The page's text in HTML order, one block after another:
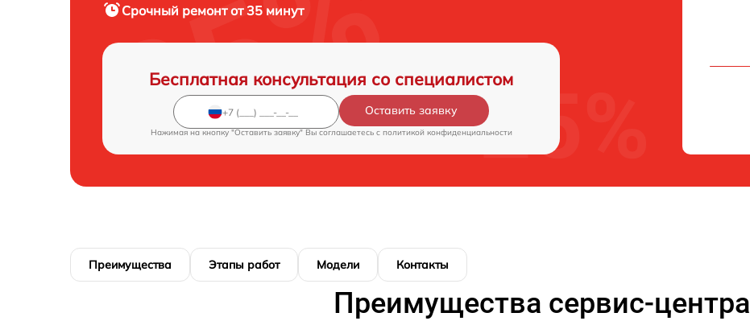
Срочный ремонтот 35 минут
Бесплатная консультация со специалистом
Оставить заявку
Нажимая на кнопку "Оставить заявку" Вы соглашаетесь c политикой конфиденциальности
Преимущества Этапы работ Модели Контакты
Преимущества сервис-центра